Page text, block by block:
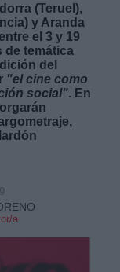
(Teruel),
y Aranda
el 3 y 19
de temática
del
"el cine como
social". En
a